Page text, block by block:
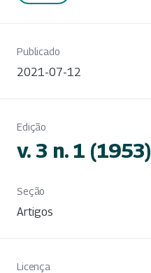
Publicado
2021-07-12
Edição
v. 3 n. 1 (1953)
Seção
Artigos
Licença